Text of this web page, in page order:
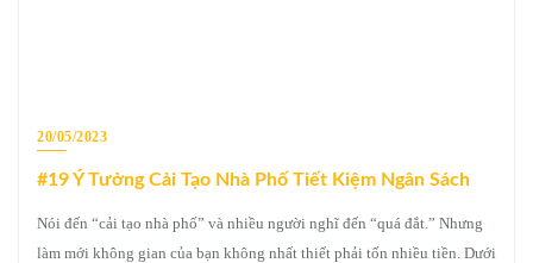
20/05/2023
#19 Ý Tưởng Cải Tạo Nhà Phố Tiết Kiệm Ngân Sách
Nói đến “cải tạo nhà phố” và nhiều người nghĩ đến “quá đắt.” Nhưng
làm mới không gian của bạn không nhất thiết phải tốn nhiều tiền. Dưới